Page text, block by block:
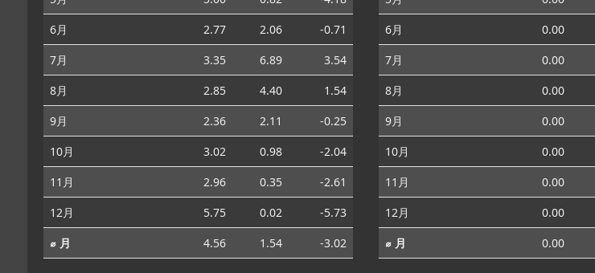
6月
2.77 2.06
-0.71
7月
3.35 6.89
3.54
8月
2.85 4.40
1.54
9月
2.36 2.11
-0.25
10月
3.02 0.98
-2.04
11月
2.96 0.35
-2.61
12月
5.75 0.02
-5.73
⌀ 月
4.56 1.54 -3.02
6月
0.00
7月
0.00
8月
0.00
9月
0.00
10月
0.00
11月
0.00
12月
0.00
⌀ 月
0.00